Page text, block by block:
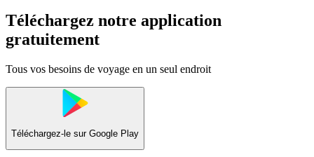
Téléchargez notre application
gratuitement
Tous vos besoins de voyage en un seul endroit
Téléchargez-le sur Google Play